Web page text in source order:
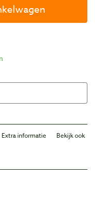
Extra informatie Bekijk ook